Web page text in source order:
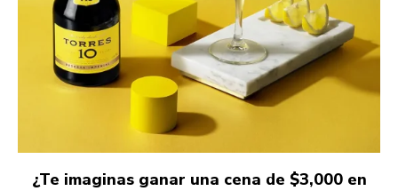
¿Te imaginas ganar una cena de $3,000 en